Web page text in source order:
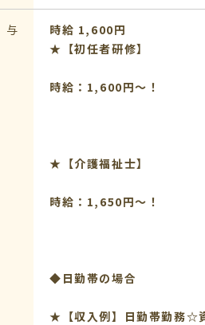
時給 1,600円
★【初任者研修】
時給：1,600円～！
★【介護福祉
時給：1,650円～！
◆日勤帯の場合
★【収入例】日勤帯勤務☆